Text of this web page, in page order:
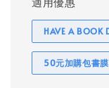
HAVE A BOOK
50元加購包書